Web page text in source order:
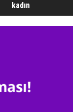
kadın